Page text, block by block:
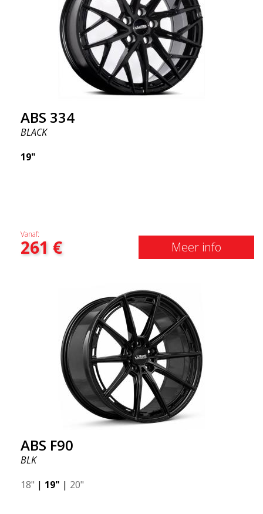
Ongelooflijk populair model op sociale media! Om
deze reden geloven we dat dit onze volgende
"bestseller" in 2021 zou kunnen zijn.
ABS 334
BLACK
19"
Vanaf:
261 € Meer info
ABS F90
BLK
18" | 19" | 20"